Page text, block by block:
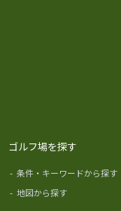
ゴルフ場を探す
- 条件・キーワードから探す
- 地図から探す